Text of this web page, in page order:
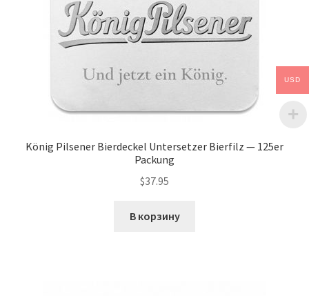
König Pilsener Bierdeckel Untersetzer Bierfilz — 125er
Packung
$37.95
В корзину
USD